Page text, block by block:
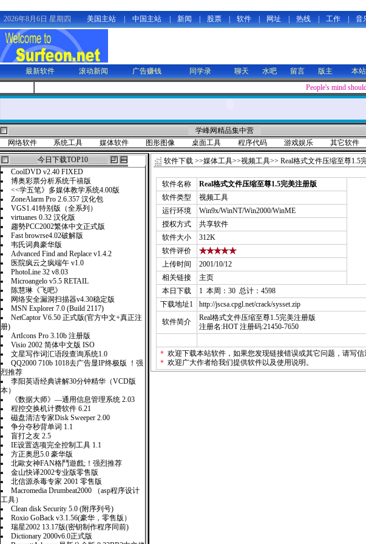
2026年8月6日 星期四 美国主站 中国主站 新闻 股票 软件 网址 热线 工作 音
最新软件
滚动新闻 广告赚钱 同学录 聊天 水吧 留言 版主 本
People's mind should
学峰网精品集中营
网络软件
系统工具 媒体软件 图形图像 桌面工具 程序代码 游戏娱乐 其它软件
今日下载TOP10
CoolDVD v2.40 FIXED
博奥彩票分析系统千禧版
<<学五笔》多媒体教学系统4.00版
ZoneAlarm Pro 2.6.357 汉化包
VGS1.41特别版（全系列）
virtuanes 0.32 汉化版
趨勢PCC2002繁体中文正式版
Fast browrse4.02破解版
韦氏词典豪华版
Advanced Find and Replace v1.4.2
医院疯云之疯端午 v1.0
PhotoLine 32 v8.03
Microangelo v5.5 RETAIL
陈慧琳《飞吧》
网络安全漏洞扫描器v4.30稳定版
MSN Explorer 7.0 (Build 2117)
NetCaptor V6.50 正式版(官方中文+真正注
册)
ArtIcons Pro 3.10b 注册版
Visio 2002 简体中文版 ISO
文星写作词汇语段查询系统1.0
QQ2000 710b 1018去广告显IP终极版 ！强
烈推荐
李阳英语经典讲解30分钟精华（VCD版
本）
《数据大师》—通用信息管理系统 2.03
程控交换机计费软件 6.21
磁盘清洁专家Disk Sweeper 2.00
争分夺秒背单词 1.1
盲打之友 2.5
IE设置选项完全控制工具 1.1
方正奥思5.0 豪华版
北歐女神FAN格鬥遊戲;！强烈推荐
金山快译2002专业版零售版
北信源杀毒专家 2001 零售版
Macromedia Drumbeat2000 （asp程序设计
工具）
Clean disk Security 5.0 (附序列号)
Roxio GoBack v3.1.56(豪华，零售版）
瑞星2002 13.17版(密钥制作程序同前)
Dictionary 2000v6.0正式版
软件下载 >>媒体工具>>视频工具>> Real格式文件压缩至尊1.5
软件名称
Real格式文件压缩至尊1.5完美注册版
软件类型
视频工具
运行环境
Win9x/WinNT/Win2000/WinME
授权方式
共享软件
软件大小
312K
软件评价
上传时间
2001/10/12
相关链接
主页
本日下载
1 本周：30 总计：4598
下载地址1
http://jscsa.cpgl.net/crack/sysset.zip
软件简介
Real格式文件压缩至尊1.5完美注册版
注册名:HOT 注册码:21450-7650
＊ 欢迎下载本站软件，如果您发现链接错误或其它问题，请写信
＊ 欢迎广大作者给我们提供软件以及使用说明。